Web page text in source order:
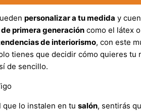
personalizar a tu medida y
primera generación como el látex
de interiorismo, con este
tienes que decidir cómo quieres tu
de sencillo.
que lo instalen en tu salón, sentirás